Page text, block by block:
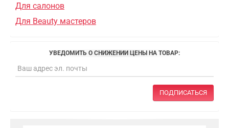
Для салонов
Для Beauty мастеров
УВЕДОМИТЬ О СНИЖЕНИИ ЦЕНЫ НА ТОВАР:
ПОДПИСАТЬСЯ